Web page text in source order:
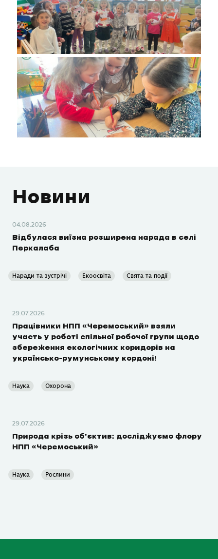
Новини
04.08.2026
Відбулася виїзна розширена нарада в селі
Перкалаба
Наради та зустрічі Екоосвіта Свята та події
29.07.2026
Працівники НПП «Черемоський» взяли
участь у роботі спільної робочої групи щодо
збереження екологічних коридорів на
українсько-румунському кордоні!
Наука Охорона
29.07.2026
Природа крізь об’єктив: досліджуємо флору
НПП «Черемоський»
Наука Рослини